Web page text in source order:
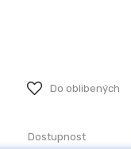
Do oblibených
Dostupnost